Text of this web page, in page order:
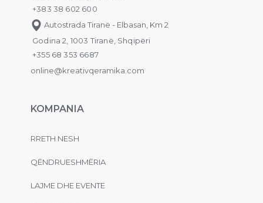
+383 38 602 600
Autostrada Tiranë - Elbasan, Km 2
Godina 2, 1003 Tiranë, Shqipëri
+355 68 353 6687
online@kreativqeramika.com
KOMPANIA
RRETH NESH
QËNDRUESHMËRIA
LAJME DHE EVENTE